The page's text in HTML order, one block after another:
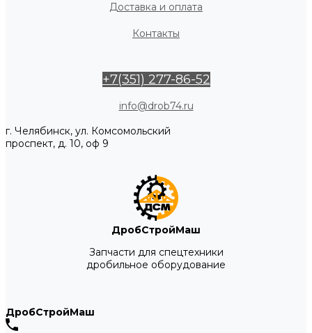
Доставка и оплата
Контакты
+7(351) 277-86-52
info@drob74.ru
г. Челябинск, ул. Комсомольский
проспект, д. 10, оф 9
ДробСтройМаш
Запчасти для спецтехники
дробильное оборудование
ДробСтройМаш